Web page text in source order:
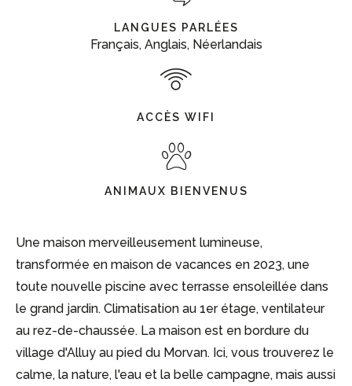
LANGUES PARLÉES
Français, Anglais, Néerlandais
ACCÈS WIFI
ANIMAUX BIENVENUS
Une maison merveilleusement lumineuse,
transformée en maison de vacances en 2023, une
toute nouvelle piscine avec terrasse ensoleillée dans
le grand jardin. Climatisation au 1er étage, ventilateur
au rez-de-chaussée. La maison est en bordure du
village d'Alluy au pied du Morvan. Ici, vous trouverez le
calme, la nature, l'eau et la belle campagne, mais aussi